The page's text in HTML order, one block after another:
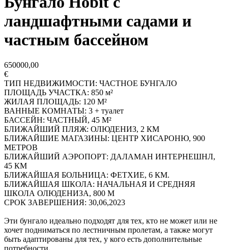
ландшафтными садами и
частным бассейном
650000,00
€
ТИП НЕДВИЖИМОСТИ: ЧАСТНОЕ БУНГАЛО
ПЛОЩАДЬ УЧАСТКА: 850 м²
ЖИЛАЯ ПЛОЩАДЬ: 120 М²
ВАННЫЕ КОМНАТЫ: 3 + туалет
БАССЕЙН: ЧАСТНЫЙ, 45 М²
БЛИЖАЙШИЙ ПЛЯЖ: ОЛЮДЕНИЗ, 2 КМ
БЛИЖАЙШИЕ МАГАЗИНЫ: ЦЕНТР ХИСАРОНЮ, 900
МЕТРОВ
БЛИЖАЙШИЙ АЭРОПОРТ: ДАЛАМАН ИНТЕРНЕШНЛ,
45 КМ
БЛИЖАЙШАЯ БОЛЬНИЦА: ФЕТХИЕ, 6 КМ.
БЛИЖАЙШАЯ ШКОЛА: НАЧАЛЬНАЯ И СРЕДНЯЯ
ШКОЛА ОЛЮДЕНИЗА, 800 M
СРОК ЗАВЕРШЕНИЯ: 30,06,2023
Эти бунгало идеально подходят для тех, кто не может или не
хочет подниматься по лестничным пролетам, а также могут
быть адаптированы для тех, у кого есть дополнительные
потребности.